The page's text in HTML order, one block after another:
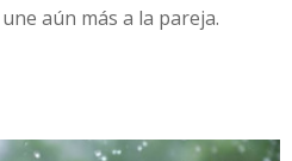
aún más a la pareja.